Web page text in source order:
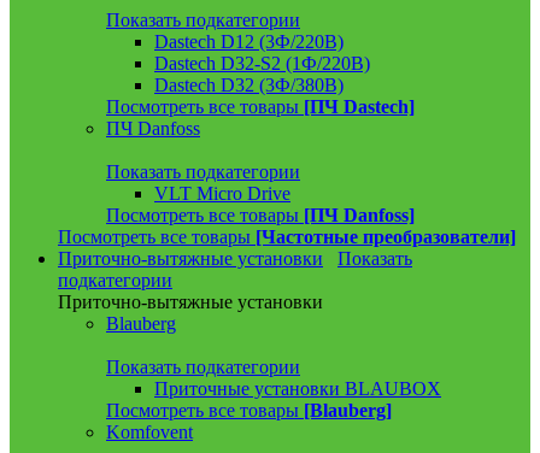
Показать подкатегории
Dastech D12 (3Ф/220В)
Dastech D32-S2 (1Ф/220В)
Dastech D32 (3Ф/380В)
Посмотреть все товары [ПЧ Dastech]
ПЧ Danfoss
Показать подкатегории
VLT Micro Drive
Посмотреть все товары [ПЧ Danfoss]
Посмотреть все товары [Частотные преобразователи]
Приточно-вытяжные установки
Показать
подкатегории
Приточно-вытяжные установки
Blauberg
Показать подкатегории
Приточные установки BLAUBOX
Посмотреть все товары [Blauberg]
Komfovent